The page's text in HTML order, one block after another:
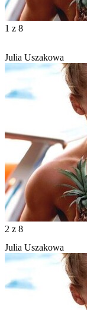
1 z 8
Julia Uszakowa
2 z 8
Julia Uszakowa